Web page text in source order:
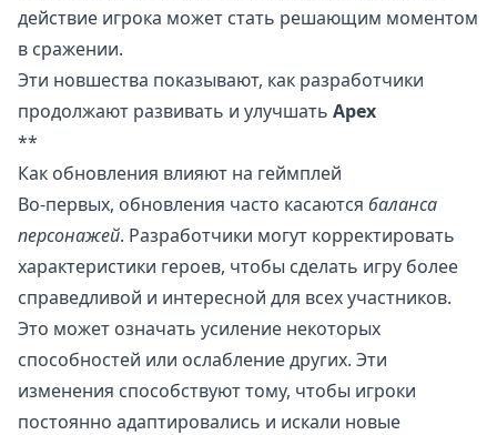
действие игрока может стать решающим моментом
в сражении.
Эти новшества показывают, как разработчики
продолжают развивать и улучшать Apex
**
Как обновления влияют на геймплей
Во-первых, обновления часто касаются баланса
персонажей. Разработчики могут корректировать
характеристики героев, чтобы сделать игру более
справедливой и интересной для всех участников.
Это может означать усиление некоторых
способностей или ослабление других. Эти
изменения способствуют тому, чтобы игроки
постоянно адаптировались и искали новые